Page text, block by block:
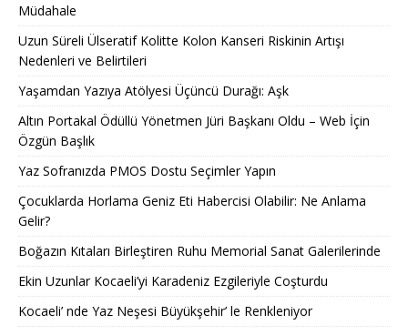
Müdahale
Uzun Süreli Ülseratif Kolitte Kolon Kanseri Riskinin Artışı
Nedenleri ve Belirtileri
Yaşamdan Yazıya Atölyesi Üçüncü Durağı: Aşk
Altın Portakal Ödüllü Yönetmen Jüri Başkanı Oldu – Web İçin
Özgün Başlık
Yaz Sofranızda PMOS Dostu Seçimler Yapın
Çocuklarda Horlama Geniz Eti Habercisi Olabilir: Ne Anlama
Gelir?
Boğazın Kıtaları Birleştiren Ruhu Memorial Sanat Galerilerinde
Ekin Uzunlar Kocaeli’yi Karadeniz Ezgileriyle Coşturdu
Kocaeli’ nde Yaz Neşesi Büyükşehir’ le Renkleniyor